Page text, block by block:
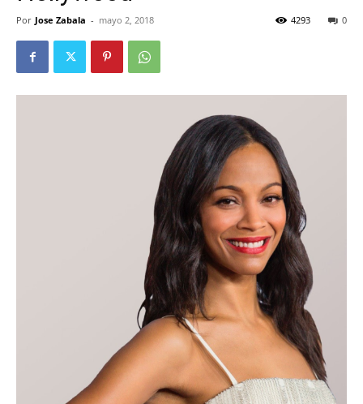
Por Jose Zabala - mayo 2, 2018 0
4293